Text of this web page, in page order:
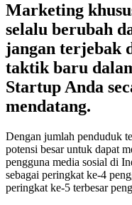
Marketing
selalu berubah
jangan terjebak
taktik baru
Startup Anda
mendatang.
Dengan jumlah penduduk
potensi besar untuk dapat
pengguna media sosial di
sebagai peringkat ke-4
peringkat ke-5 terbesar